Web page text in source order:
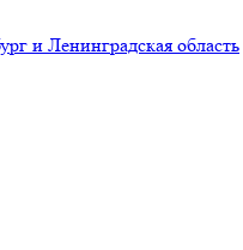
и Ленинградская область